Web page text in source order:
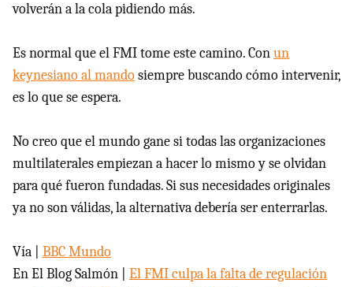
volverán a la cola pidiendo más.
Es normal que elFMItome este camino. Conun
keynesiano al mandosiempre buscando cómo intervenir,
es lo que se espera.
No creo que el mundo gane si todas las organizaciones
multilaterales empiezan a hacer lo mismo y se olvidan
para qué fueron fundadas. Si sus necesidades originales
ya no son válidas, la alternativa debería ser enterrarlas.
Vía | BBCMundo
En El Blog Salmón | ElFMIculpa la falta de regulación